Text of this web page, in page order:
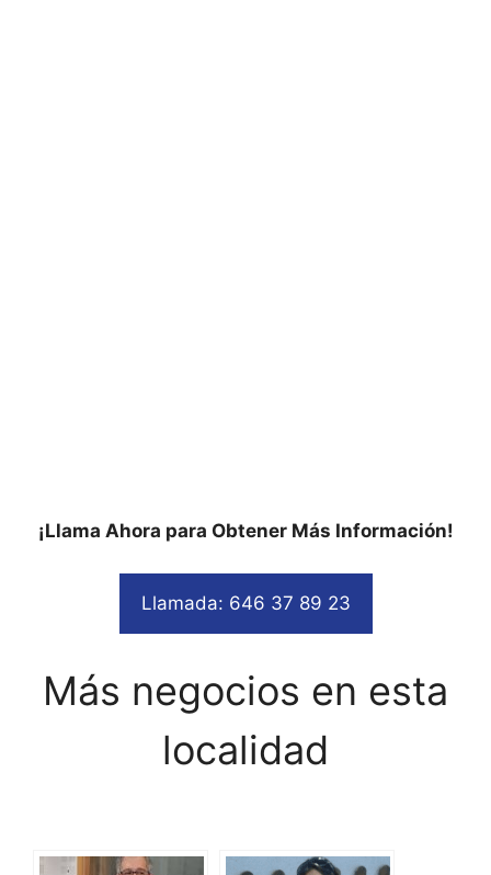
¡Llama Ahora para Obtener Más Información!
Llamada: 646 37 89 23
Más negocios en esta
localidad